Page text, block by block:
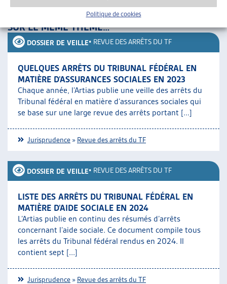
Politique de cookies
de poursuites.
SUR LE MÊME THÈME…
DOSSIER DE VEILLE• REVUE DES ARRÊTS DU TF
QUELQUES ARRÊTS DU TRIBUNAL FÉDÉRAL EN
MATIÈRE D’ASSURANCES SOCIALES EN 2023
Chaque année, l’Artias publie une veille des arrêts du
Tribunal fédéral en matière d’assurances sociales qui
se base sur une large revue des arrêts portant [...]
Jurisprudence » Revue des arrêts du TF
DOSSIER DE VEILLE• REVUE DES ARRÊTS DU TF
LISTE DES ARRÊTS DU TRIBUNAL FÉDÉRAL EN
MATIÈRE D’AIDE SOCIALE EN 2024
L’Artias publie en continu des résumés d’arrêts
concernant l’aide sociale. Ce document compile tous
les arrêts du Tribunal fédéral rendus en 2024. Il
contient sept [...]
Jurisprudence » Revue des arrêts du TF